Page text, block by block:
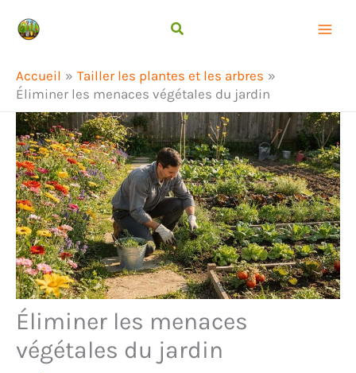
Accueil
Tailler les plantes et les arbres
Éliminer les menaces végétales du jardin
Éliminer les menaces
végétales du jardin